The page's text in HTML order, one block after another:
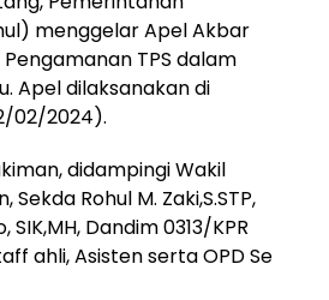
menggelar Apel Akbar
TPS dalam
Apel dilaksanakan di
02/2024).
didampingi Wakil
Rohul M. Zaki,S.STP,
SIK,MH, Dandim 0313/KPR
ahli, Asisten serta OPD Se